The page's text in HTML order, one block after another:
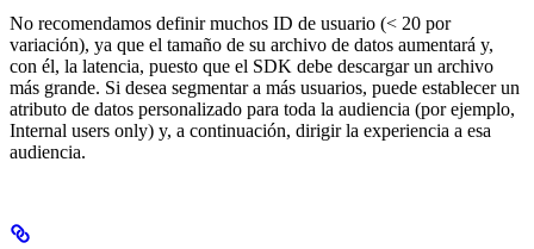
No recomendamos definir muchos ID de usuario (< 20 por
variación), ya que el tamaño de su archivo de datos aumentará y,
con él, la latencia, puesto que el SDK debe descargar un archivo
más grande. Si desea segmentar a más usuarios, puede establecer un
atributo de datos personalizado para toda la audiencia (por ejemplo,
Internal users only) y, a continuación, dirigir la experiencia a esa
audiencia.